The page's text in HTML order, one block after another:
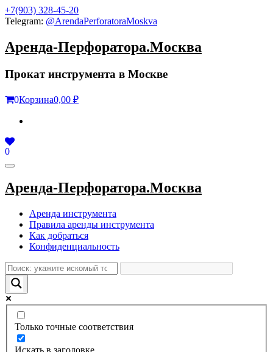
Skip
to
content
+7(903) 328-45-20
Telegram: @ArendaPerforatoraMoskva
Аренда-Перфоратора.Москва
Прокат инструмента в Москве
0Корзина0,00 ₽
0
Toggle
Аренда-Перфоратора.Москва
Аренда инструмента
Правила аренды инструмента
Как добраться
Конфиденциальность
Только точные соответствия
Искать в заголовке